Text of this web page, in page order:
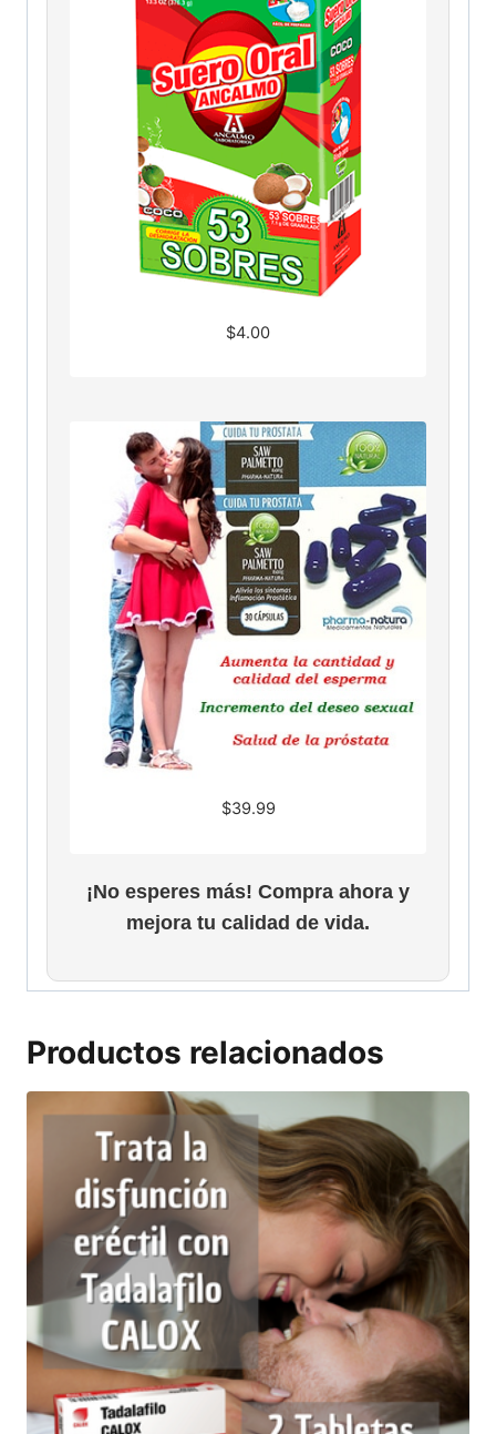
$4.00
$39.99
¡No esperes más! Compra ahora y
mejora tu calidad de vida.
Productos relacionados